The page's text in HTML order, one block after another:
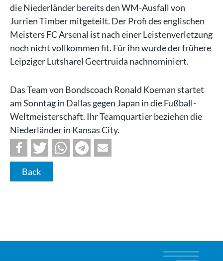
die Niederländer bereits den WM-Ausfall von
Jurrien Timber mitgeteilt. Der Profi des englischen
Meisters FC Arsenal ist nach einer Leistenverletzung
noch nicht vollkommen fit. Für ihn wurde der frühere
Leipziger Lutsharel Geertruida nachnominiert.
Das Team von Bondscoach Ronald Koeman startet
am Sonntag in Dallas gegen Japan in die Fußball-
Weltmeisterschaft. Ihr Teamquartier beziehen die
Niederländer in Kansas City.
Back